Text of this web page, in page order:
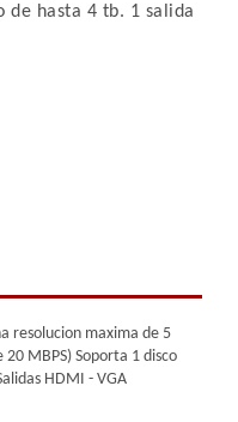
de hasta 4 tb. 1 salida
resolucion maxima de 5
MBPS) Soporta 1 disco
HDMI - VGA